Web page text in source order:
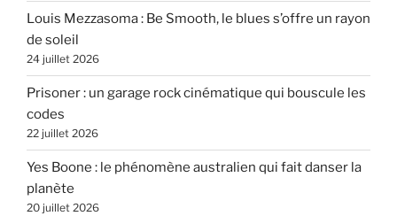
Louis Mezzasoma : Be Smooth, le blues s’offre un rayon
de soleil
24 juillet 2026
Prisoner : un garage rock cinématique qui bouscule les
codes
22 juillet 2026
Yes Boone : le phénomène australien qui fait danser la
planète
20 juillet 2026